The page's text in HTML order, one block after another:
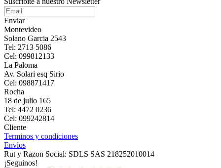
Enviar
Montevideo
Solano Garcia 2543
Tel: 2713 5086
Cel: 099812133
La Paloma
Av. Solari esq Sirio
Cel: 098871417
Rocha
18 de julio 165
Tel: 4472 0236
Cel: 099242814
Cliente
Terminos y condiciones
Envíos
Rut y Razon Social: SDLS SAS 218252010014
¡Seguinos!